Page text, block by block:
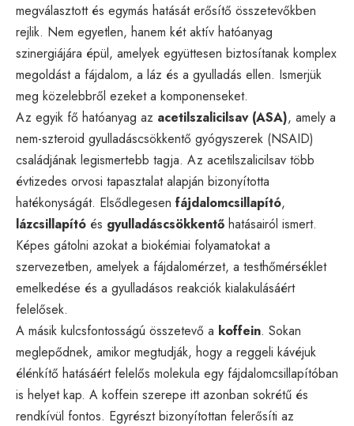
megválasztott és egymás hatását erősítő összetevőkben
rejlik. Nem egyetlen, hanem két aktív hatóanyag
szinergiájára épül, amelyek együttesen biztosítanak komplex
megoldást a fájdalom, a láz és a gyulladás ellen. Ismerjük
meg közelebbről ezeket a komponenseket.
Az egyik fő hatóanyag az acetilszalicilsav (ASA), amely a
nem-szteroid gyulladáscsökkentő gyógyszerek (NSAID)
családjának legismertebb tagja. Az acetilszalicilsav több
évtizedes orvosi tapasztalat alapján bizonyította
hatékonyságát. Elsődlegesen fájdalomcsillapító,
lázcsillapító és gyulladáscsökkentő hatásairól ismert.
Képes gátolni azokat a biokémiai folyamatokat a
szervezetben, amelyek a fájdalomérzet, a testhőmérséklet
emelkedése és a gyulladásos reakciók kialakulásáért
felelősek.
A másik kulcsfontosságú összetevő a koffein. Sokan
meglepődnek, amikor megtudják, hogy a reggeli kávéjuk
élénkítő hatásáért felelős molekula egy fájdalomcsillapítóban
is helyet kap. A koffein szerepe itt azonban sokrétű és
rendkívül fontos. Egyrészt bizonyítottan felerősíti az